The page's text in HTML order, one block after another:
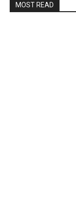
MOST READ